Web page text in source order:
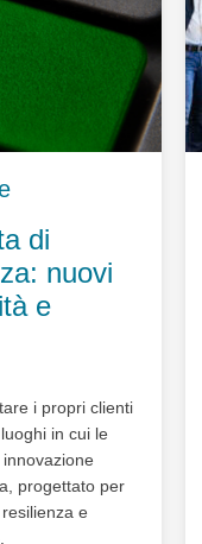
di
nuovi
e
i propri clienti
in cui le
progettato per
e